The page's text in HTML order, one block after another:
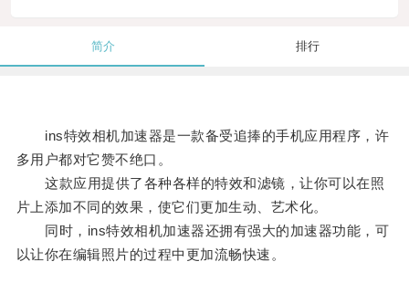
简介 排行
ins特效相机加速器是一款备受追捧的手机应用程序，许
多用户都对它赞不绝口。
这款应用提供了各种各样的特效和滤镜，让你可以在照
片上添加不同的效果，使它们更加生动、艺术化。
同时，ins特效相机加速器还拥有强大的加速器功能，可
以让你在编辑照片的过程中更加流畅快速。